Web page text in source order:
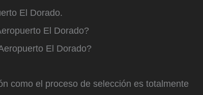
El Dorado.
El Dorado?
El Dorado?
como el proceso de selección es totalmente